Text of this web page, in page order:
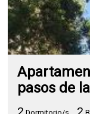
pasos de
2 2